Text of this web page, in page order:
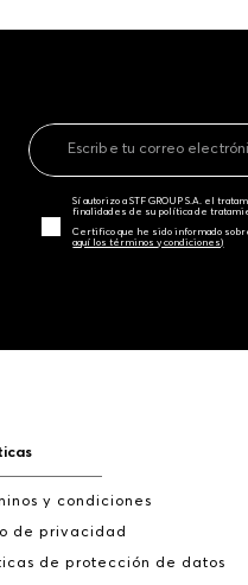
Sí autorizo a STF GROUP S.A. el
finalidades de su política de
Certifico que he sido informado
aquí los términos y condiciones)
y condiciones
de privacidad
de protección de datos